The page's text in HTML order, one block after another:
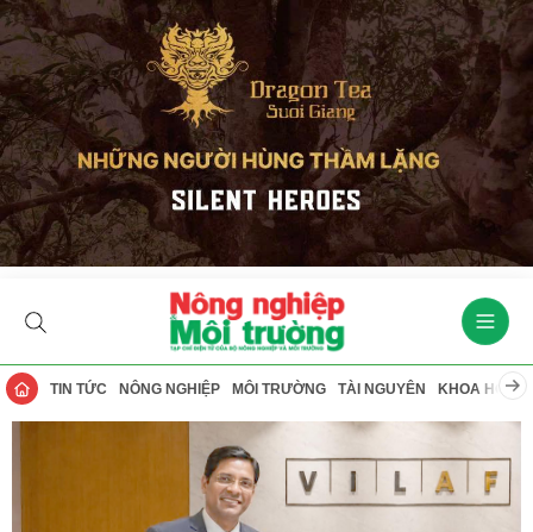
TIN TỨC NÔNG NGHIỆP MÔI TRƯỜNG TÀI NGUYÊN KHOA HỌC